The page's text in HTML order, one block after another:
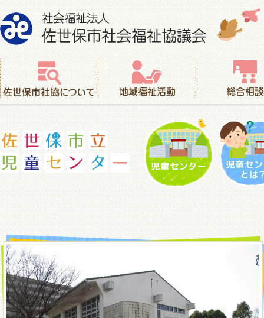
社会福祉法人 佐世保市社会福祉協議会
佐世保市社協について
地域福祉活動 総合相談
佐世保市立児童センター